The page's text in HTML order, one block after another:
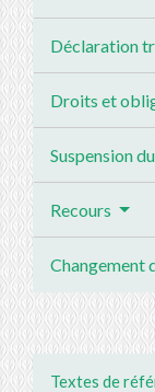
Déclaration
Droits et
Suspension
Recours
Changement
Textes de